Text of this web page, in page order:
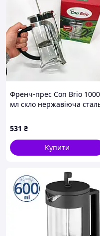
Френч-прес Con Brio 1000
мл скло нержавіюча
заварювання трав,
Заварник прозорий
531 ₴
Купити